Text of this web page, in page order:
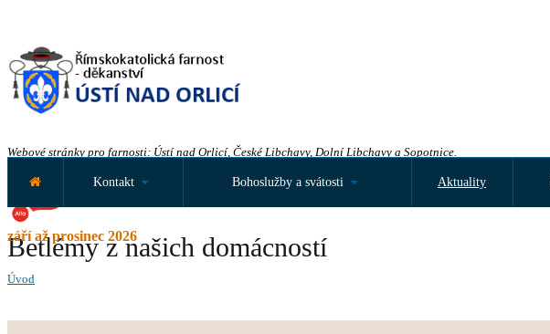
Webové stránky pro farnosti: Ústí nad Orlicí, České Libchavy, Dolní Libchavy a Sopotnice.
září až prosinec 2026
Kontakt Bohoslužby a svátosti Aktuality
Betlémy z našich domácností
Úvod